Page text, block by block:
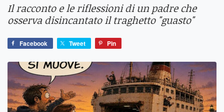
Il racconto e le riflessioni di un padre che
osserva disincantato il traghetto "guasto"
Facebook Tweet Pin